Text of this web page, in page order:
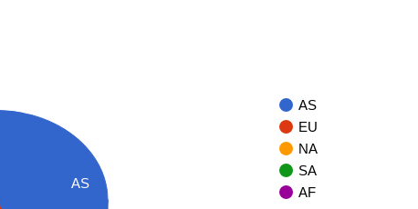
AS
EU
NA
SA
AF
AS